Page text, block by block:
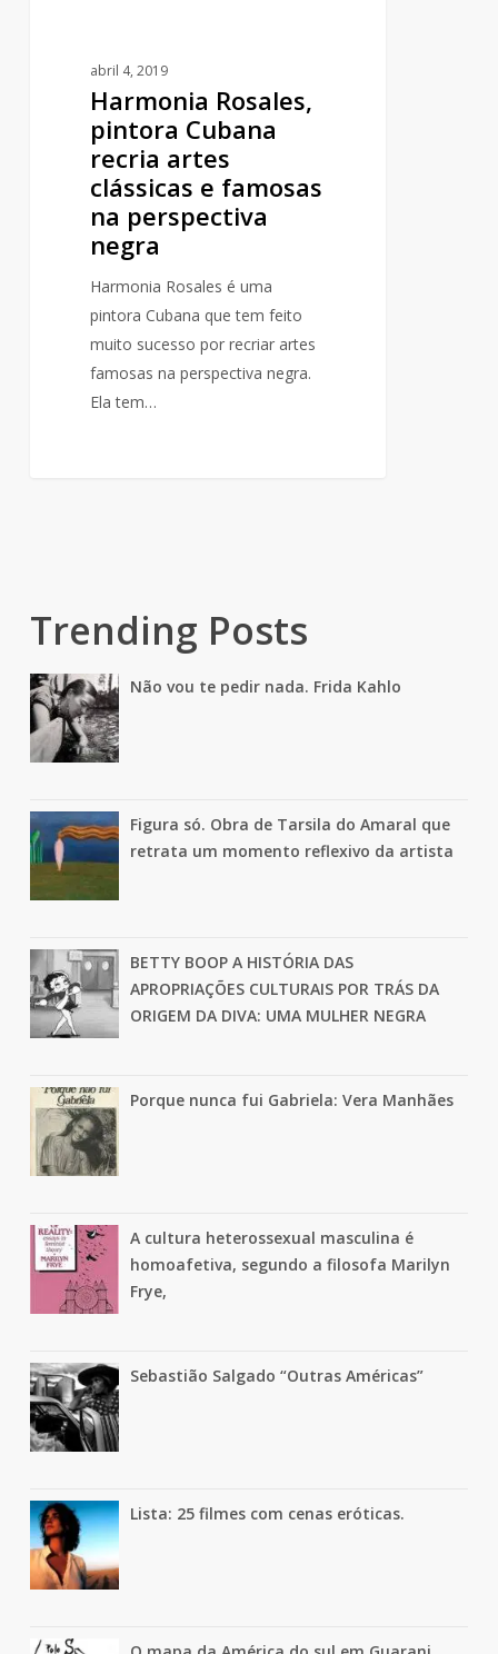
abril 4, 2019
Harmonia Rosales,
pintora Cubana
recria artes
clássicas e famosas
na perspectiva
negra
Harmonia Rosales é uma
pintora Cubana que tem feito
muito sucesso por recriar artes
famosas na perspectiva negra.
Ela tem…
Trending Posts
Não vou te pedir nada. Frida Kahlo
Figura só. Obra de Tarsila do Amaral que
retrata um momento reflexivo da artista
BETTY BOOP A HISTÓRIA DAS
APROPRIAÇÕES CULTURAIS POR TRÁS DA
ORIGEM DA DIVA: UMA MULHER NEGRA
Porque nunca fui Gabriela: Vera Manhães
A cultura heterossexual masculina é
homoafetiva, segundo a filosofa Marilyn
Frye,
Sebastião Salgado “Outras Américas”
Lista: 25 filmes com cenas eróticas.